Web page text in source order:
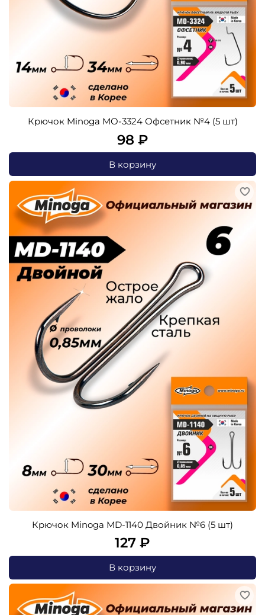
Крючок Minoga MO-3324 Офсетник №4 (5 шт)
98 ₽
В корзину
Крючок Minoga MD-1140 Двойник №6 (5 шт)
127 ₽
В корзину